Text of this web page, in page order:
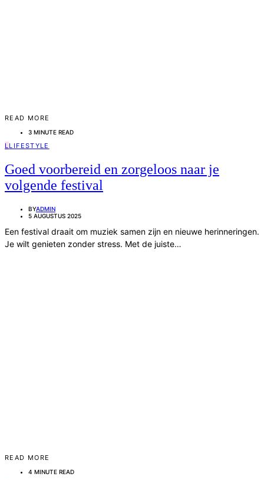
READ MORE
3 MINUTE READ
LLIFESTYLE
Goed voorbereid en zorgeloos naar je
volgende festival
BYADMIN
5 AUGUSTUS 2025
Een festival draait om muziek samen zijn en nieuwe herinneringen.
Je wilt genieten zonder stress. Met de juiste…
READ MORE
4 MINUTE READ